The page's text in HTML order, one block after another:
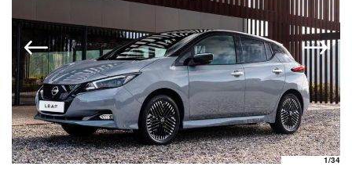
1/34